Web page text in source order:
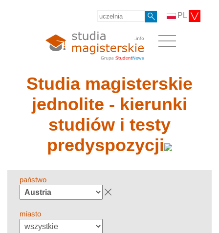
PL
Studia magisterskie
jednolite - kierunki
studiów i testy
predyspozycji
państwo
miasto